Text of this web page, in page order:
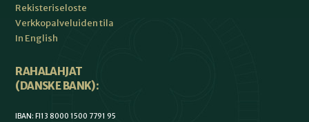
Rekisteriseloste
Verkkopalveluiden tila
In English
RAHALAHJAT
(DANSKE BANK):
IBAN: FI13 8000 1500 7791 95